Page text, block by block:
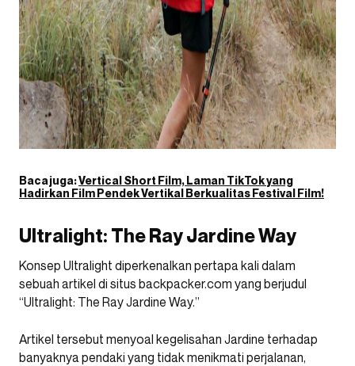
Baca juga:Vertical Short Film, Laman TikTok yang
Hadirkan Film Pendek Vertikal Berkualitas Festival Film!
Ultralight: The Ray Jardine Way
Konsep Ultralight diperkenalkan pertapa kali dalam
sebuah artikel di situs backpacker.com yang berjudul
“Ultralight: The Ray Jardine Way.”
Artikel tersebut menyoal kegelisahan Jardine terhadap
banyaknya pendaki yang tidak menikmati perjalanan,